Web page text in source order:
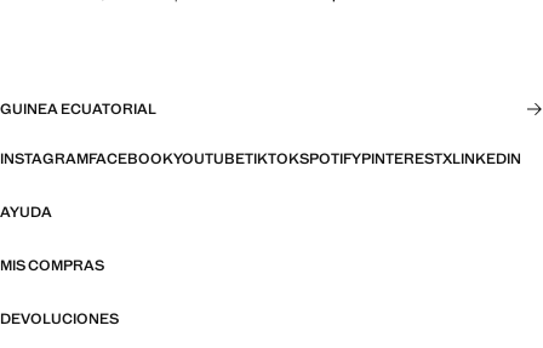
GUINEA ECUATORIAL
INSTAGRAMFACEBOOKYOUTUBETIKTOKSPOTIFYPINTERESTXLINKEDIN
AYUDA
MIS COMPRAS
DEVOLUCIONES